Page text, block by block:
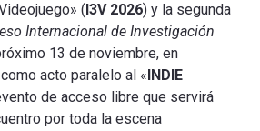
(I3V 2026) y la segunda
Internacional de Investigación
13 de noviembre, en
acto paralelo al «INDIE
de acceso libre que servirá
por toda la escena